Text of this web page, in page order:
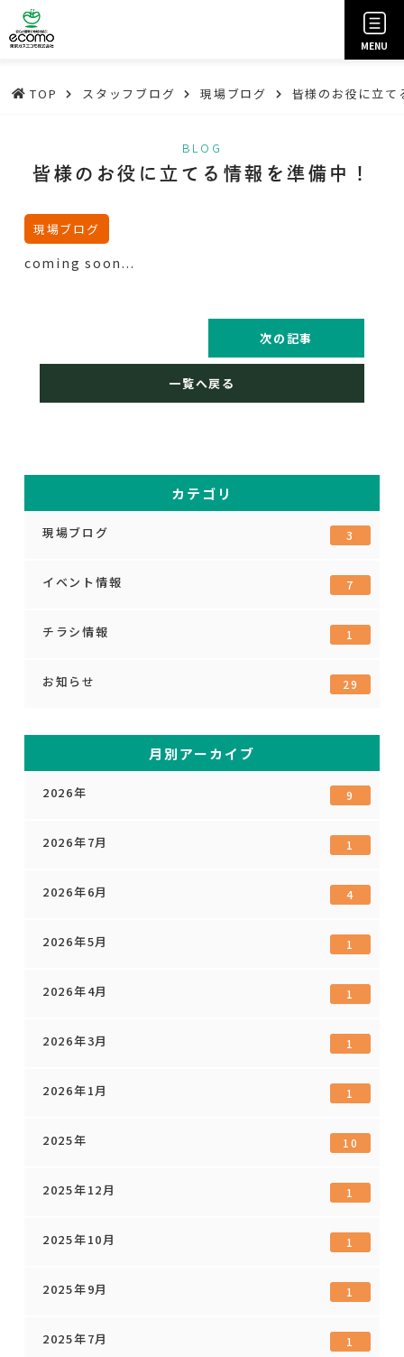
MENU
TOP スタッフブログ 現場ブログ 皆様のお役に立て
BLOG
皆様のお役に立てる情報を準備中！
現場ブログ
coming soon...
次の記事
一覧へ戻る
カテゴリ
現場ブログ 3
イベント情報 7
チラシ情報 1
お知らせ 29
月別アーカイブ
2026年 9
2026年7月 1
2026年6月 4
2026年5月 1
2026年4月 1
2026年3月 1
2026年1月 1
2025年 10
2025年12月 1
2025年10月 1
2025年9月 1
2025年7月 1